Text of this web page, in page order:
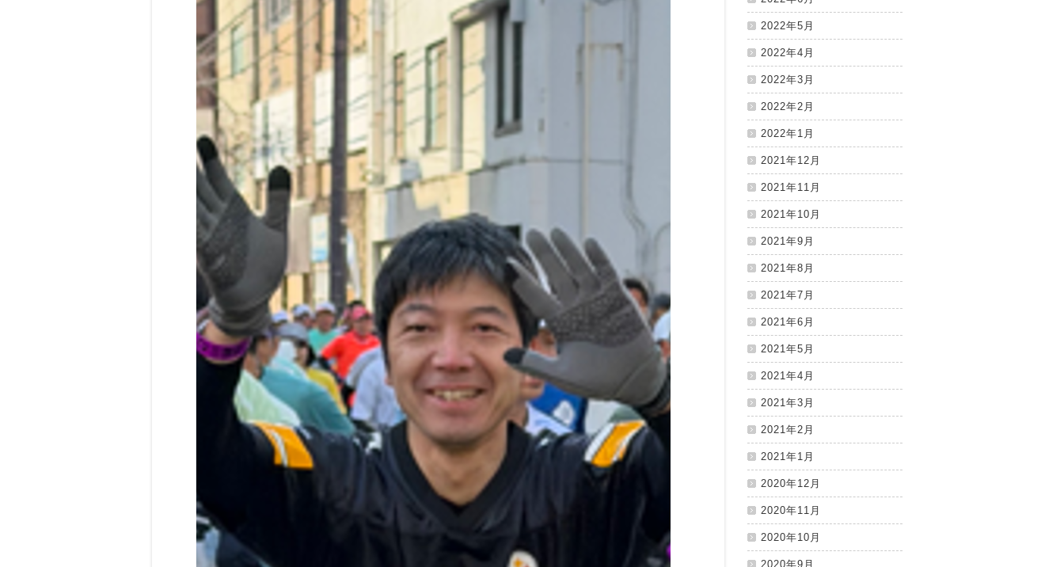
2022年5月
2022年4月
2022年3月
2022年2月
2022年1月
2021年12月
2021年11月
2021年10月
2021年9月
2021年8月
2021年7月
2021年6月
2021年5月
2021年4月
2021年3月
2021年2月
2021年1月
2020年12月
2020年11月
2020年10月
2020年9月